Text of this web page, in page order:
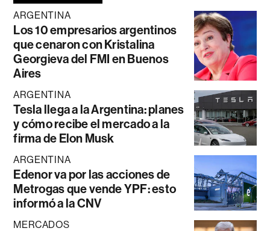
ARGENTINA
Los 10 empresarios argentinos
que cenaron con Kristalina
Georgieva del FMI en Buenos
Aires
ARGENTINA
Tesla llega a la Argentina: planes
y cómo recibe el mercado a la
firma de Elon Musk
ARGENTINA
Edenor va por las acciones de
Metrogas que vende YPF: esto
informó a la CNV
MERCADOS